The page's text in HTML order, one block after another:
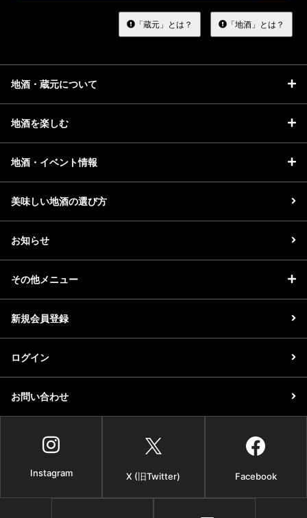
る
「蔵元」とは？ 「地酒」とは？
地酒・蔵元について
地酒を楽しむ
地酒・イベント情報
美味しい地酒の選び方
お知らせ
その他メニュー
新規会員登録
ログイン
お問い合わせ
Instagram X (旧Twitter) Facebook